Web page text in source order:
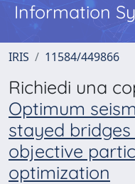
Information
IRIS 11584/449866
Richiedi una
Optimum
stayed
objective
optimization